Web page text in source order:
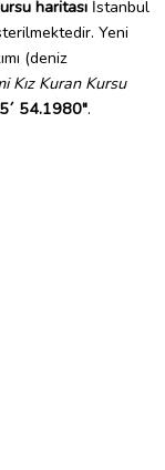
haritası İstanbul
Yeni
(deniz
Kız Kuran Kursu
54.1980".